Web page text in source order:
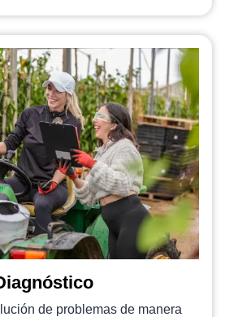
de problemas de manera